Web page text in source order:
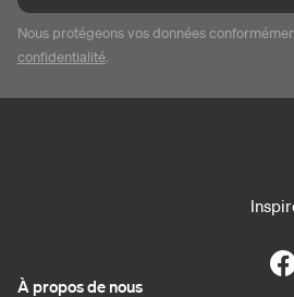
Nous protégeons vos données
confidentialité.
À propos de nous